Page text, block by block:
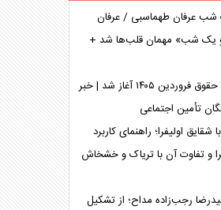
شب عرفان طهماسبی / عرفان
و یک شب» مهمان قلب‌ها شد +
واریز مابه‌التفاوت حقوق فروردین ۱۴۰۵ آغاز شد | خبر
تأمین اجتماعی
اولیفرا؛ راهنمای کاربرد
و تفاوت آن با تریاک و خشخاش
رجب‌زاده مداح؛ از تشکیل